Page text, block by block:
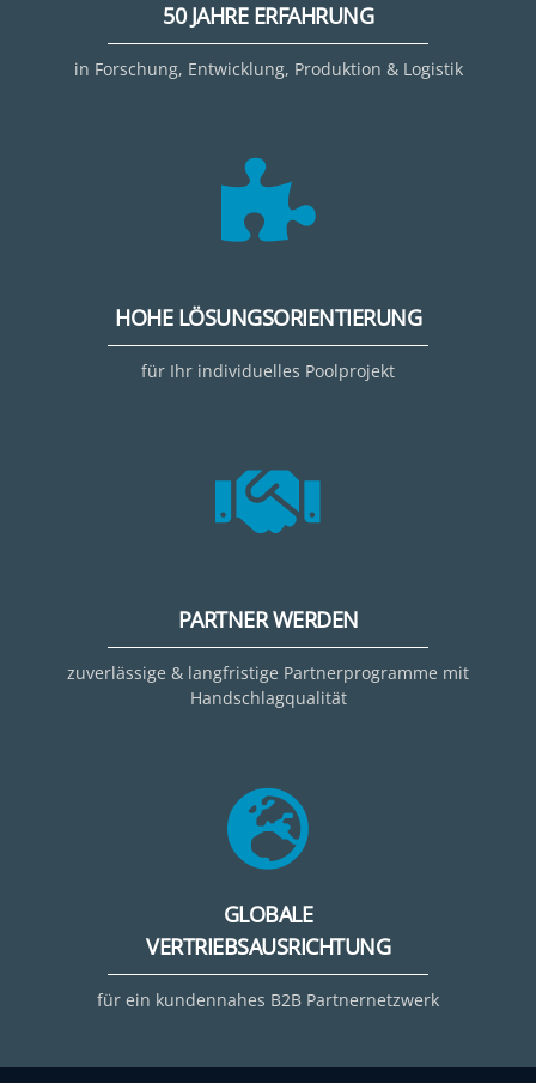
50 JAHRE ERFAHRUNG
in Forschung, Entwicklung, Produktion & Logistik
HOHE LÖSUNGSORIENTIERUNG
für Ihr individuelles Poolprojekt
PARTNER WERDEN
zuverlässige & langfristige Partnerprogramme mit
Handschlagqualität
GLOBALE
VERTRIEBSAUSRICHTUNG
für ein kundennahes B2B Partnernetzwerk